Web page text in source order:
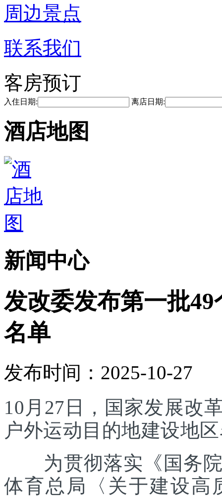
周边景点
联系我们
客房预订
入住日期: 离店日期:
酒店地图
新闻中心
发改委发布第一批
名单
发布时间：2025-10-27
10月27日，国家发展改
户外运动目的地建设地
为贯彻落实《国务院
体育总局〈关于建设高